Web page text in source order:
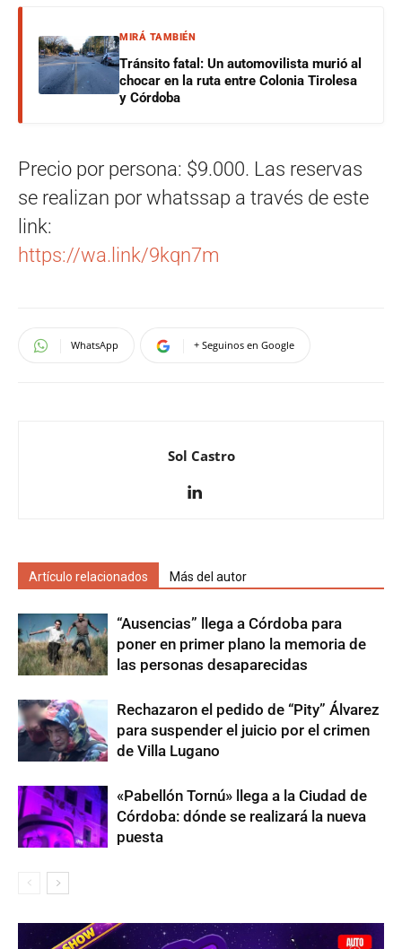
MIRÁ TAMBIÉN
Tránsito fatal: Un automovilista murió al
chocar en la ruta entre Colonia Tirolesa
y Córdoba
Precio por persona: $9.000. Las reservas
se realizan por whatssap a través de este
link:
https://wa.link/9kqn7m
WhatsApp + Seguinos en Google
Sol Castro
Artículo relacionados Más del autor
“Ausencias” llega a Córdoba para
poner en primer plano la memoria de
las personas desaparecidas
Rechazaron el pedido de “Pity” Álvarez
para suspender el juicio por el crimen
de Villa Lugano
«Pabellón Tornú» llega a la Ciudad de
Córdoba: dónde se realizará la nueva
puesta